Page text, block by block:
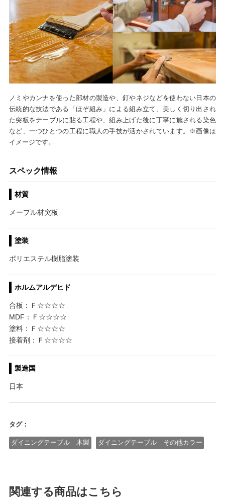
ノミやカンナを使った部材の製造や、釘やネジなどを使わない日本の
伝統的な技法である「ほぞ組み」による組み立て、美しく切り出され
た突板をテーブルに貼る工程や、組み上げた後に丁寧に施される染色
など、一つひとつの工程に職人の手技が活かされています。※画像は
イメージです。
スペック情報
材質
メープル材突板
塗装
ポリエステル樹脂塗装
ホルムアルデヒド
合板：Ｆ☆☆☆☆
MDF：Ｆ☆☆☆☆
塗料：Ｆ☆☆☆☆
接着剤：Ｆ☆☆☆☆
製造国
日本
タグ：
ダイニングテーブル 木製 ダイニングテーブル その他カラー
関連する商品はこちら